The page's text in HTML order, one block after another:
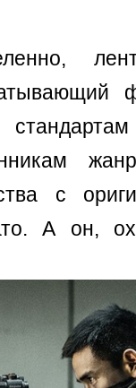
с
А он,